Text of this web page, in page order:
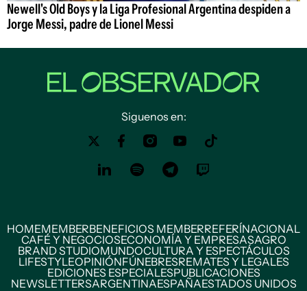
Newell's Old Boys y la Liga Profesional Argentina despiden a
Jorge Messi, padre de Lionel Messi
Siguenos en:
HOMEMEMBERBENEFICIOS MEMBERREFERÍNACIONAL
CAFÉ Y NEGOCIOSECONOMÍA Y EMPRESASAGRO
BRAND STUDIOMUNDOCULTURA Y ESPECTÁCULOS
LIFESTYLEOPINIÓNFÚNEBRESREMATES Y LEGALES
EDICIONES ESPECIALESPUBLICACIONES
NEWSLETTERSARGENTINAESPAÑAESTADOS UNIDOS